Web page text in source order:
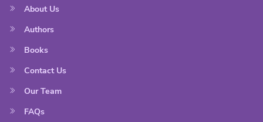
About Us
Authors
Books
Contact Us
Our Team
FAQs